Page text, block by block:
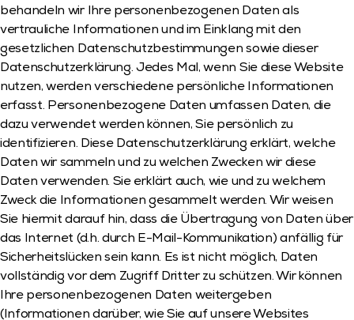
behandeln wir Ihre personenbezogenen Daten als
vertrauliche Informationen und im Einklang mit den
gesetzlichen Datenschutzbestimmungen sowie dieser
Datenschutzerklärung. Jedes Mal, wenn Sie diese Website
nutzen, werden verschiedene persönliche Informationen
erfasst. Personenbezogene Daten umfassen Daten, die
dazu verwendet werden können, Sie persönlich zu
identifizieren. Diese Datenschutzerklärung erklärt, welche
Daten wir sammeln und zu welchen Zwecken wir diese
Daten verwenden. Sie erklärt auch, wie und zu welchem
Zweck die Informationen gesammelt werden. Wir weisen
Sie hiermit darauf hin, dass die Übertragung von Daten über
das Internet (d.h. durch E-Mail-Kommunikation) anfällig für
Sicherheitslücken sein kann. Es ist nicht möglich, Daten
vollständig vor dem Zugriff Dritter zu schützen. Wir können
Ihre personenbezogenen Daten weitergeben
(Informationen darüber, wie Sie auf unsere Websites